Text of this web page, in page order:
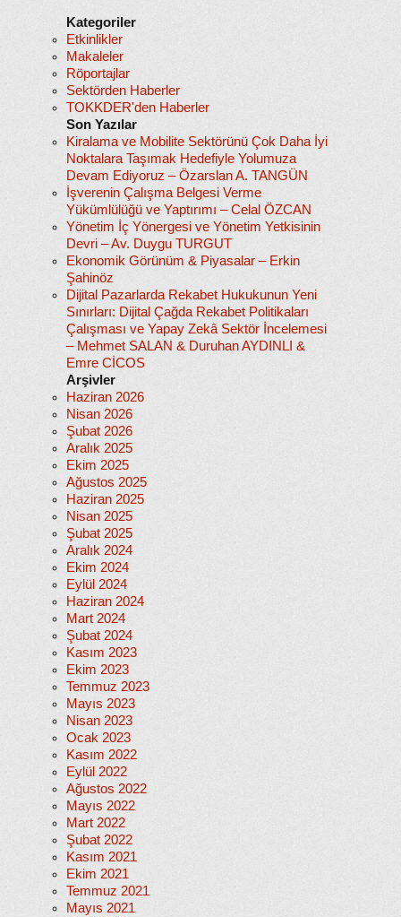
Kategoriler
Etkinlikler
Makaleler
Röportajlar
Sektörden Haberler
TOKKDER'den Haberler
Son Yazılar
Kiralama ve Mobilite Sektörünü Çok Daha İyi
Noktalara Taşımak Hedefiyle Yolumuza
Devam Ediyoruz – Özarslan A. TANGÜN
İşverenin Çalışma Belgesi Verme
Yükümlülüğü ve Yaptırımı – Celal ÖZCAN
Yönetim İç Yönergesi ve Yönetim Yetkisinin
Devri – Av. Duygu TURGUT
Ekonomik Görünüm & Piyasalar – Erkin
Şahinöz
Dijital Pazarlarda Rekabet Hukukunun Yeni
Sınırları: Dijital Çağda Rekabet Politikaları
Çalışması ve Yapay Zekâ Sektör İncelemesi
– Mehmet SALAN & Duruhan AYDINLI &
Emre CİCOS
Arşivler
Haziran 2026
Nisan 2026
Şubat 2026
Aralık 2025
Ekim 2025
Ağustos 2025
Haziran 2025
Nisan 2025
Şubat 2025
Aralık 2024
Ekim 2024
Eylül 2024
Haziran 2024
Mart 2024
Şubat 2024
Kasım 2023
Ekim 2023
Temmuz 2023
Mayıs 2023
Nisan 2023
Ocak 2023
Kasım 2022
Eylül 2022
Ağustos 2022
Mayıs 2022
Mart 2022
Şubat 2022
Kasım 2021
Ekim 2021
Temmuz 2021
Mayıs 2021